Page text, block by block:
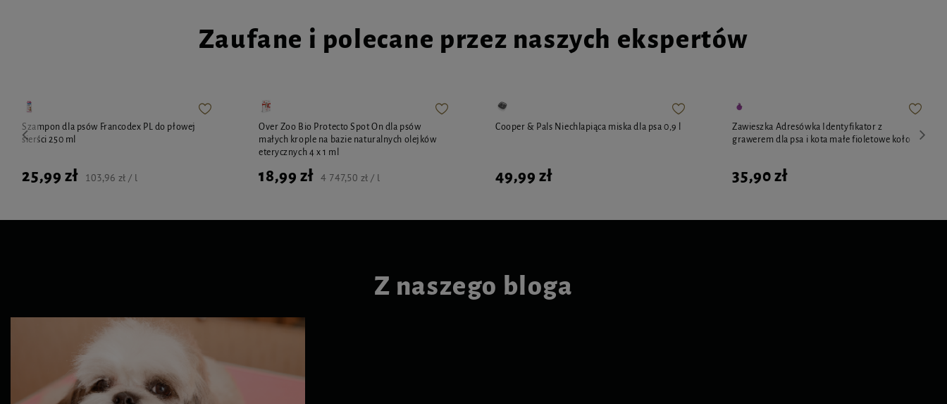
Zaufane i polecane przez naszych ekspertów
Szampon dla psów Francodex PL do płowej
sierści 250 ml
25,99 zł 103,96 zł / l
Over Zoo Bio Protecto Spot On dla psów
małych krople na bazie naturalnych olejków
eterycznych 4 x 1 ml
18,99 zł 4 747,50 zł / l
Cooper & Pals Niechlapiąca miska dla psa 0,9 l
49,99 zł
Zawieszka Adresówka Identyfikator z
grawerem dla psa i kota małe fioletowe koło
35,90 zł
Z naszego bloga